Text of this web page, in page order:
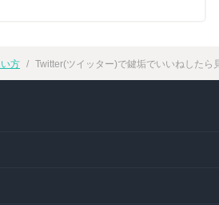
方 Twitter(ツイッター)で鍵垢でいいねした